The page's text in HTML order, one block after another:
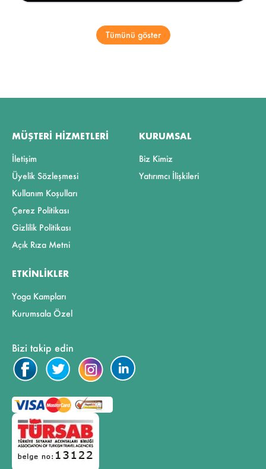
Tümünü göster
MÜŞTERI HIZMETLERI
İletişim
Üyelik Sözleşmesi
Kullanım Koşulları
Çerez Politikası
Gizlilik Politikası
Açık Rıza Metni
KURUMSAL
Biz Kimiz
Yatırımcı İlişkileri
ETKINLIKLER
Yoga Kampları
Kurumsala Özel
Bizi takip edin